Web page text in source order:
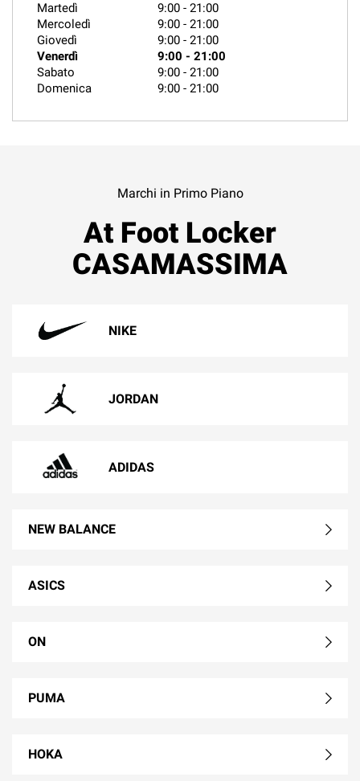
Martedì
9:00 - 21:00
Mercoledì
9:00 - 21:00
Giovedì
9:00 - 21:00
Venerdì
9:00 - 21:00
Sabato
9:00 - 21:00
Domenica
9:00 - 21:00
Marchi in Primo Piano
At Foot Locker
CASAMASSIMA
NIKE
JORDAN
ADIDAS
NEW BALANCE
ASICS
ON
PUMA
HOKA